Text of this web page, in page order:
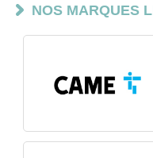
NOS MARQUES